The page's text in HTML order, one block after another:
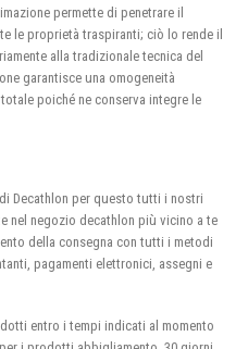
permette di penetrare il
le proprietà traspiranti; ciò lo rende il
alla tradizionale tecnica del
garantisce una omogeneità
poiché ne conserva integre le
Decathlon per questo tutti i nostri
nel negozio decathlon più vicino a te
della consegna con tutti i metodi
pagamenti elettronici, assegni e
entro i tempi indicati al momento